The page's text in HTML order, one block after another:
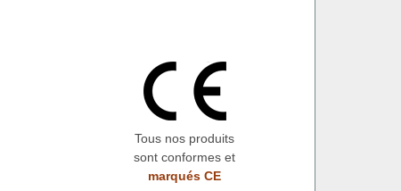
Tous nos produits
sont conformes et
marqués CE